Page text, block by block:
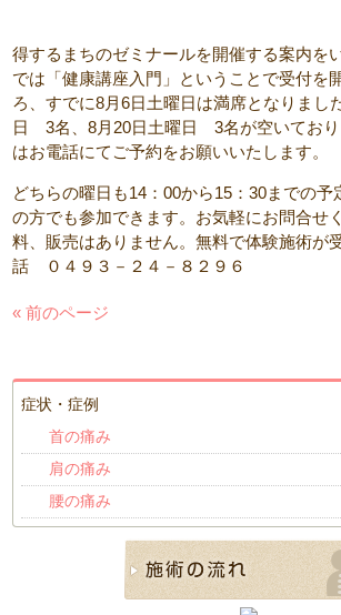
得するまちのゼミナールを開催する案内を
では「健康講座入門」ということで受付を
ろ、すでに8月6日土曜日は満席となりまし
日 3名、8月20日土曜日 3名が空いており
はお電話にてご予約をお願いいたします。
どちらの曜日も14：00から15：30までの
の方でも参加できます。お気軽にお問合せ
料、販売はありません。無料で体験施術が
話 ０４９３－２４－８２９６
« 前のページ
症状・症例
首の痛み
肩の痛み
腰の痛み